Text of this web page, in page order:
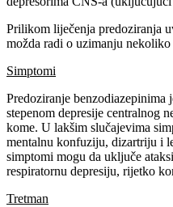
Prilikom liječenja predoziranja
možda radi o uzimanju
Simptomi
Predoziranje benzodiazepinima
stepenom depresije centralnog
kome. U lakšim slučajevima
mentalnu konfuziju, dizartriju i
simptomi mogu da uključe
respiratornu depresiju, rijetko
Tretman